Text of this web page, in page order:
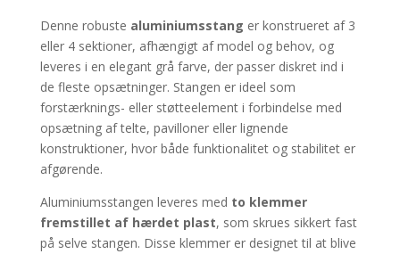
Denne robuste aluminiumsstang er konstrueret af 3
eller 4 sektioner, afhængigt af model og behov, og
leveres i en elegant grå farve, der passer diskret ind i
de fleste opsætninger. Stangen er ideel som
forstærknings- eller støtteelement i forbindelse med
opsætning af telte, pavilloner eller lignende
konstruktioner, hvor både funktionalitet og stabilitet er
afgørende.
Aluminiumsstangen leveres med to klemmer
fremstillet af hærdet plast, som skrues sikkert fast
på selve stangen. Disse klemmer er designet til at blive